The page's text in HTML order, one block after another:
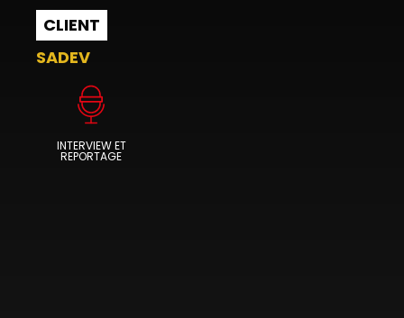
CLIENT
SADEV
INTERVIEW ET
REPORTAGE